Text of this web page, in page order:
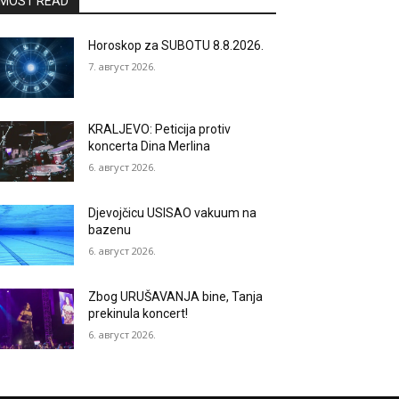
Horoskop za SUBOTU 8.8.2026.
7. август 2026.
KRALJEVO: Peticija protiv
koncerta Dina Merlina
6. август 2026.
Djevojčicu USISAO vakuum na
bazenu
6. август 2026.
Zbog URUŠAVANJA bine, Tanja
prekinula koncert!
6. август 2026.